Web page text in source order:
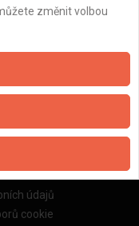
údajů
cookie
změnit volbou